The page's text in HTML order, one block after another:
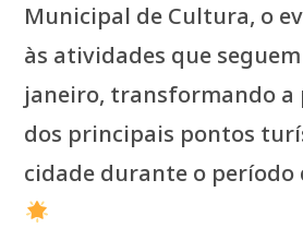
Municipal de Cultura, o
às atividades que
janeiro, transformando a
dos principais pontos
cidade durante o período